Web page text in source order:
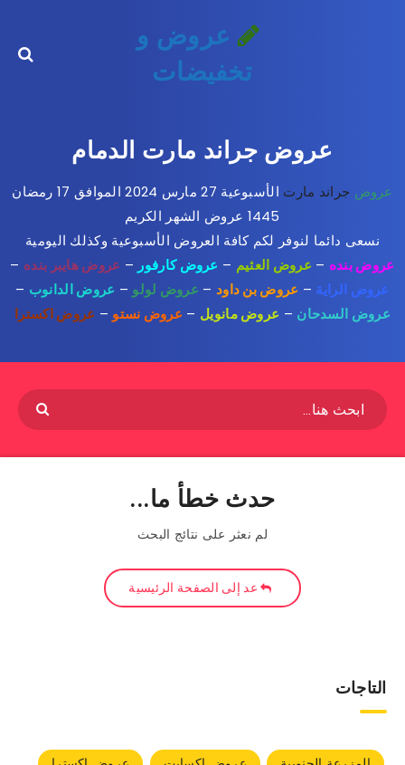
عروض و
تخفيضات
عروض جراند مارت الدمام
عروض جراند مارت
الأسبوعية 27 مارس 2024 الموافق 17 رمضان
1445 عروض الشهر الكريم
نسعى دائما لنوفر لكم كافة العروض الأسبوعية وكذلك اليومية
عروض بنده – عروض العثيم – عروض كارفور – عروض هايبر بنده –
عروض الراية – عروض بن داود – عروض لولو – عروض الدانوب –
عروض السدحان – عروض مانويل – عروض نستو – عروض اكسترا
حدث خطأ ما...
لم نعثر على نتائج البحث
عد إلى الصفحة الرئيسية
التاجات